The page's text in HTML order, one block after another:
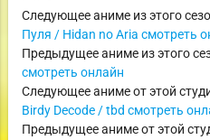
Следующее аниме из этого
Пуля / Hidan no Aria смотреть
Предыдущее аниме из этого
смотреть онлайн
Следующее аниме от этой
Birdy Decode / tbd смотреть
Предыдущее аниме от этой